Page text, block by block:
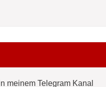
meinem Telegram Kanal